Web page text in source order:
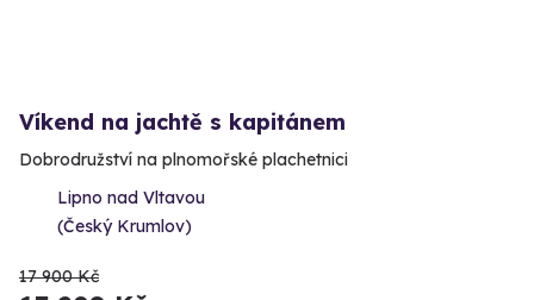
Víkend na jachtě s kapitánem
Dobrodružství na plnomořské plachetnici
Lipno nad Vltavou
(Český Krumlov)
17 900 Kč